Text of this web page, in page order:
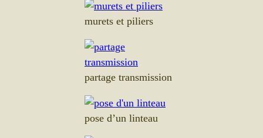
murets et piliers
partage transmission
pose d’un linteau